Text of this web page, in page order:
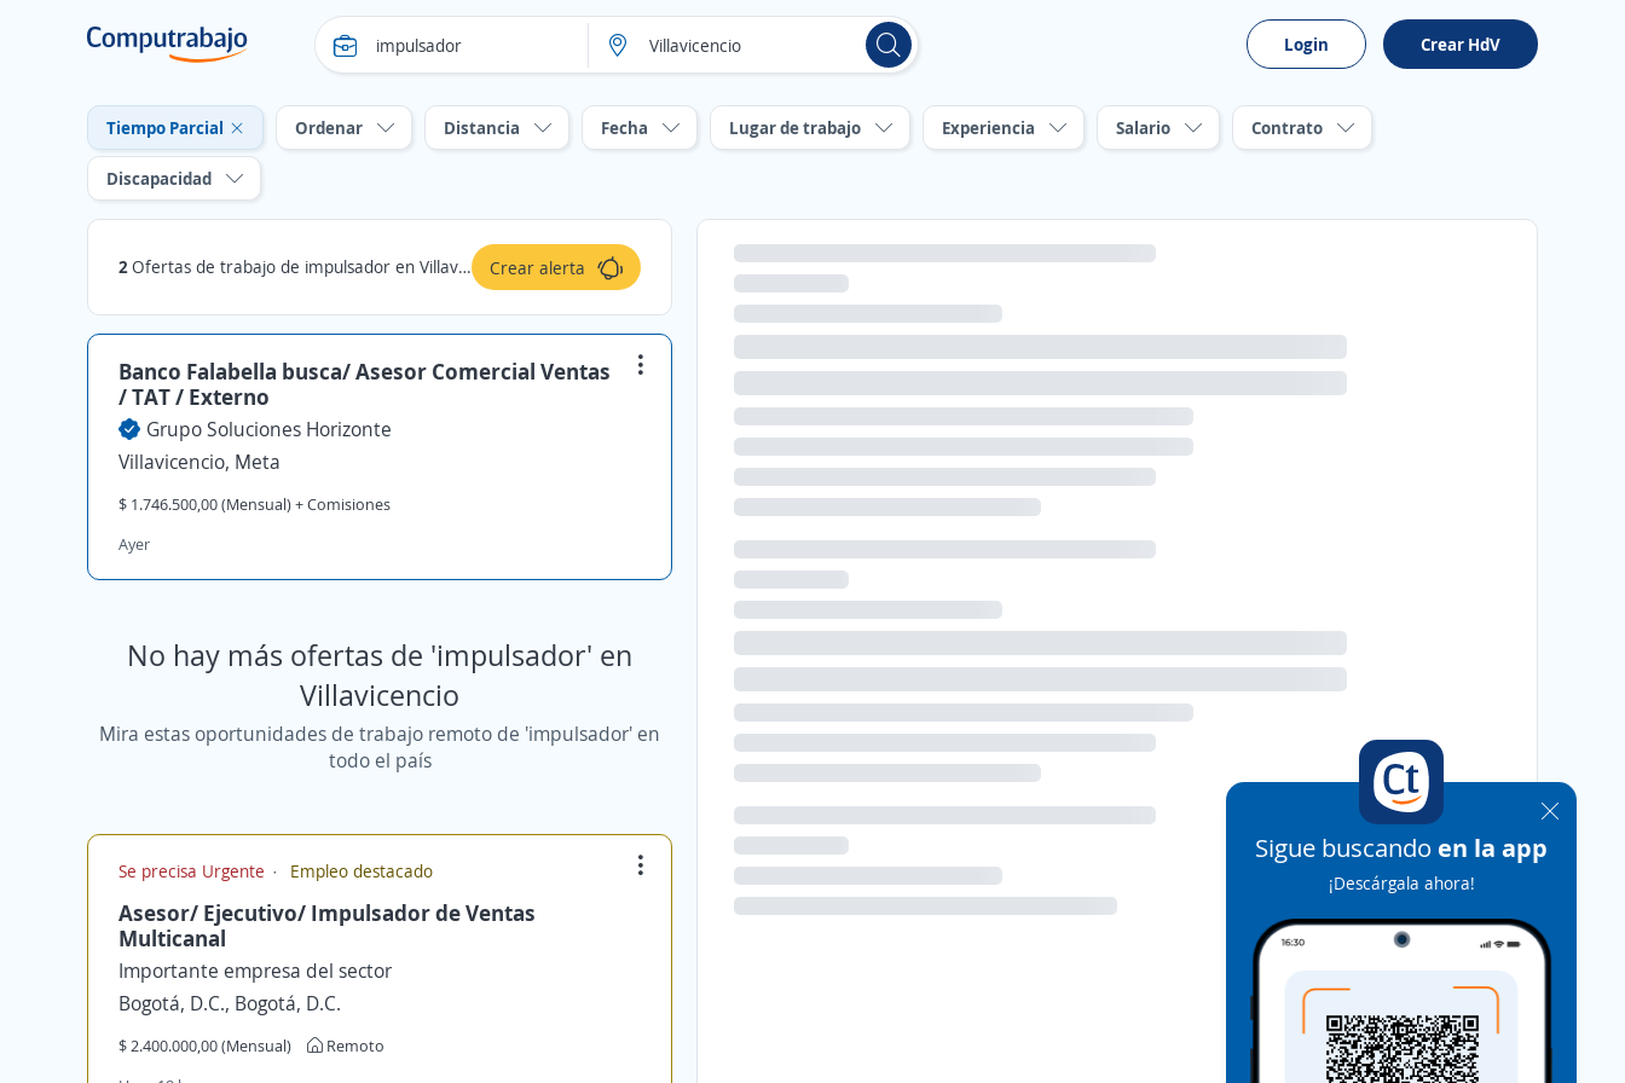
Login Crear HdV
Tiempo Parcial Ordenar Distancia Fecha Lugar de trabajo Experiencia Salario Contrato
Discapacidad
2Ofertas de trabajo de impulsador en Villavicencio, Meta: Tiempo Parcial Crear alerta
Banco Falabella busca/ Asesor Comercial Ventas
/ TAT / Externo
Grupo Soluciones Horizonte
Villavicencio, Meta
$ 1.746.500,00 (Mensual) + Comisiones
Ayer
No hay más ofertas de 'impulsador' en
Villavicencio
Mira estas oportunidades de trabajo remoto de 'impulsador' en
todo el país
Se precisa Urgente Empleo destacado
Asesor/ Ejecutivo/ Impulsador de Ventas
Multicanal
Importante empresa del sector
Bogotá, D.C., Bogotá, D.C.
$ 2.400.000,00 (Mensual)
Remoto
Sigue buscando en la app
¡Descárgala ahora!